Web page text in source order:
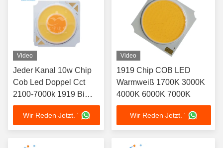
Video
Jeder Kanal 10w Chip
Cob Led Doppel Cct
2100-7000k 1919 Bi
Farbe
Wir Reden Jetzt. '
Video
1919 Chip COB LED
Warmweiß 1700K 3000K
4000K 6000K 7000K
Wir Reden Jetzt. '